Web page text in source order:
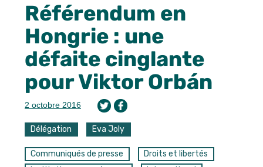
Référendum en
Hongrie : une
défaite cinglante
pour Viktor Orbán
2 octobre 2016
Délégation Eva Joly
Communiqués de presse
Droits et libertés